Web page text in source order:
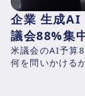
企業 生成
議会88%集
米議会のAI予算
何を問いかける
結果、2025年4